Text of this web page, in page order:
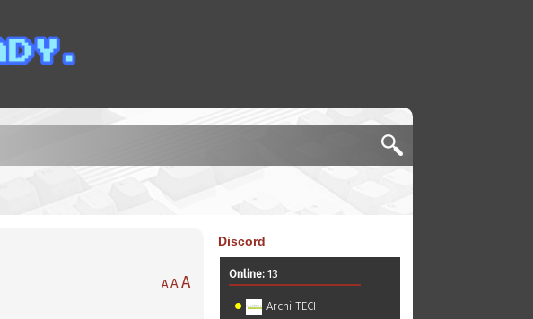
A AA
Discord
Online:13
Archi-TECH